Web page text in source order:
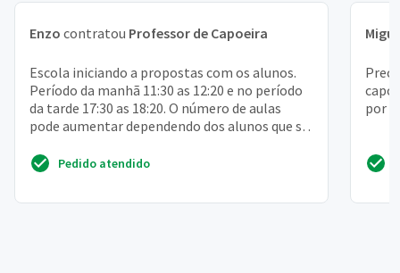
Enzo contratou Professor de Capoeira
Escola iniciando a propostas com os alunos.
Período da manhã 11:30 as 12:20 e no período
da tarde 17:30 as 18:20. O número de aulas
pode aumentar dependendo dos alunos que se
Pedido atendido
por